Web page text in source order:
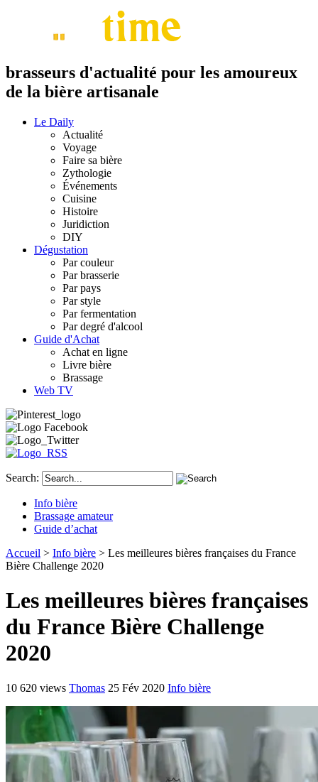
brasseurs d'actualité pour les amoureux
de la bière artisanale
Le Daily
Actualité
Voyage
Faire sa bière
Zythologie
Événements
Cuisine
Histoire
Juridiction
DIY
Dégustation
Par couleur
Par brasserie
Par pays
Par style
Par fermentation
Par degré d'alcool
Guide d'Achat
Achat en ligne
Livre bière
Brassage
Web TV
Search:
Info bière
Brassage amateur
Guide d’achat
Accueil > Info bière > Les meilleures bières françaises du France
Bière Challenge 2020
Les meilleures bières françaises
du France Bière Challenge
2020
10 620 views Thomas 25 Fév 2020 Info bière